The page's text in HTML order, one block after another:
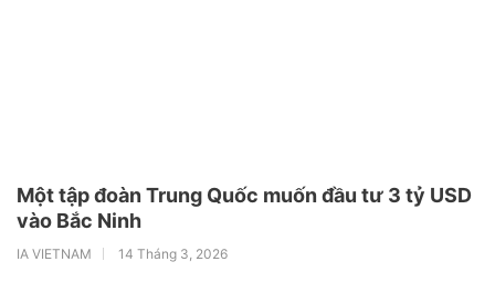
Một tập đoàn Trung Quốc muốn đầu tư 3 tỷ USD
vào Bắc Ninh
IA VIETNAM 14 Tháng 3, 2026